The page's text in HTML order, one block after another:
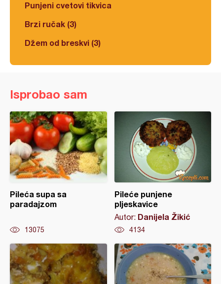
Punjeni cvetovi tikvica
Brzi ručak (3)
Džem od breskvi (3)
Isprobao sam
Pileća supa sa
paradajzom
13075
Pileće punjene
pljeskavice
Autor: Danijela Žikić
4134